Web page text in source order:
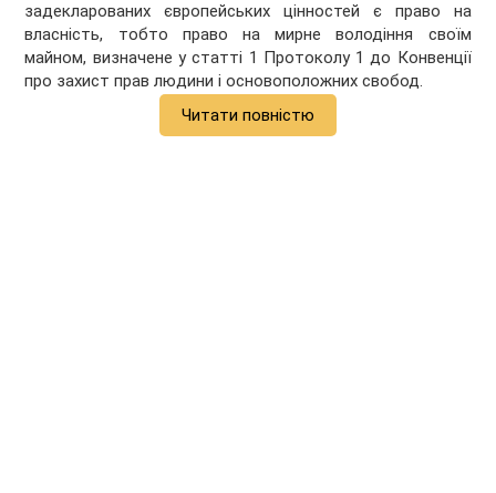
задекларованих європейських цінностей є право на
власність, тобто право на мирне володіння своїм
майном, визначене у статті 1 Протоколу 1 до Конвенції
про захист прав людини і основоположних свобод.
Читати повністю